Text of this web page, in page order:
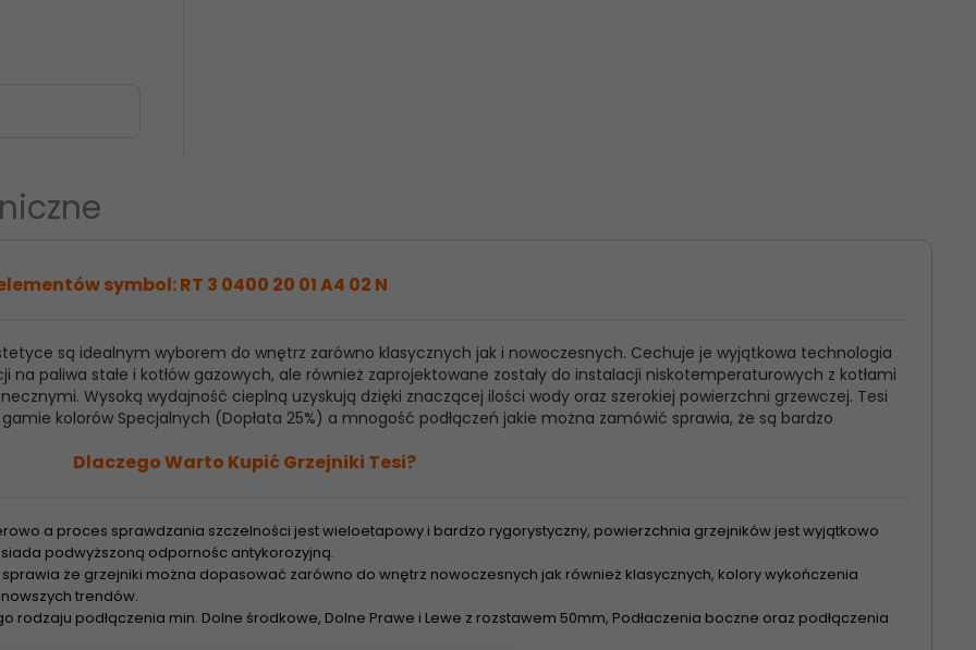
symbol: RT 3 0400 20 01 A4 02 N
są idealnym wyborem do wnętrz zarówno klasycznych jak i nowoczesnych. Cechuje je wyjątkowa technologia
na paliwa stałe i kotłów gazowych, ale również zaprojektowane zostały do instalacji niskotemperaturowych z kotłami
Wysoką wydajność cieplną uzyskują dzięki znaczącej ilości wody oraz szerokiej powierzchni grzewczej. Tesi
kolorów Specjalnych (Dopłata 25%) a mnogość podłączeń jakie można zamówić sprawia, że są bardzo
Dlaczego Warto Kupić Grzejniki Tesi?
a proces sprawdzania szczelności jest wieloetapowy i bardzo rygorystyczny, powierzchnia grzejników jest wyjątkowo
podwyższoną odpornośc antykorozyjną.
że grzejniki można dopasować zarówno do wnętrz nowoczesnych jak również klasycznych, kolory wykończenia
trendów.
podłączenia min. Dolne środkowe, Dolne Prawe i Lewe z rozstawem 50mm, Podłaczenia boczne oraz podłączenia